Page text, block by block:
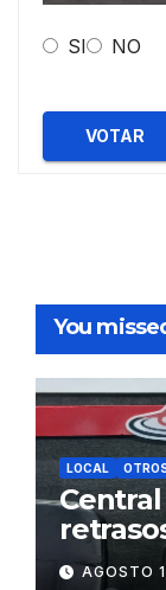
SI NO
VOTAR
You
LOCAL
deAGOSTO